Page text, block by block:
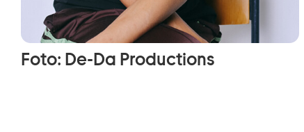
Foto: De-Da Productions